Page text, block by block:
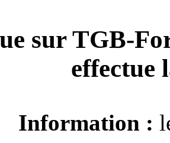
sur TGB-
Information :